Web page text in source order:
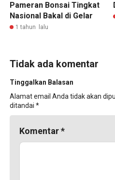
Pameran Bonsai Tingkat
Nasional Bakal di Gelar
1 tahun lalu
Tidak ada komentar
Tinggalkan Balasan
Alamat email Anda tidak akan
ditandai *
Komentar*